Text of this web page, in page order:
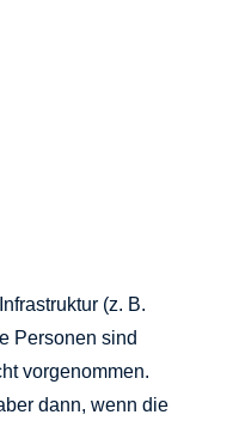
(z. B.
Personen sind
vorgenommen.
dann, wenn die